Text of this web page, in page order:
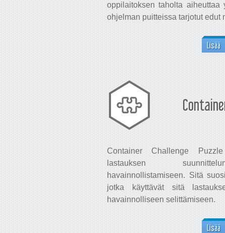
oppilaitoksen taholta aiheuttaa
ohjelman puitteissa tarjotut edut
Lisää
Container Challenge
lastauksen
havainnollistamiseen. Sitä
jotka käyttävät sitä
havainnolliseen selittämiseen.
Lisää